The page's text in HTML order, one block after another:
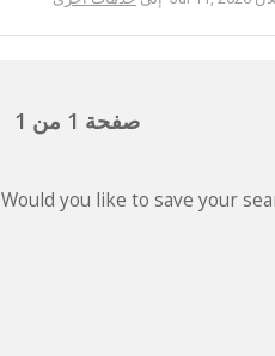
صفحة 1 من 1
Would you like to save your